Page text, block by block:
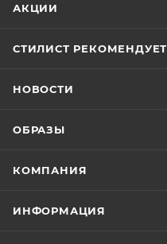
АКЦИИ
СТИЛИСТ РЕКОМЕНДУЕТ
НОВОСТИ
ОБРАЗЫ
КОМПАНИЯ
ИНФОРМАЦИЯ